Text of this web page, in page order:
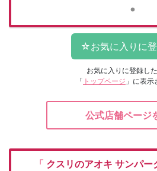
お気に入りに登録し
「 トップページ 」に表示
公式店舗ページ
「 クスリのアオキ サンパー